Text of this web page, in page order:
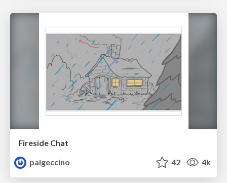
Fireside Chat
paigeccino
42 4k